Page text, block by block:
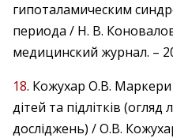
гипоталамическим
периода / Н. В.
медицинский журнал. –
18. Кожухар О.В.
дітей та підлітків
досліджень) / О.В.